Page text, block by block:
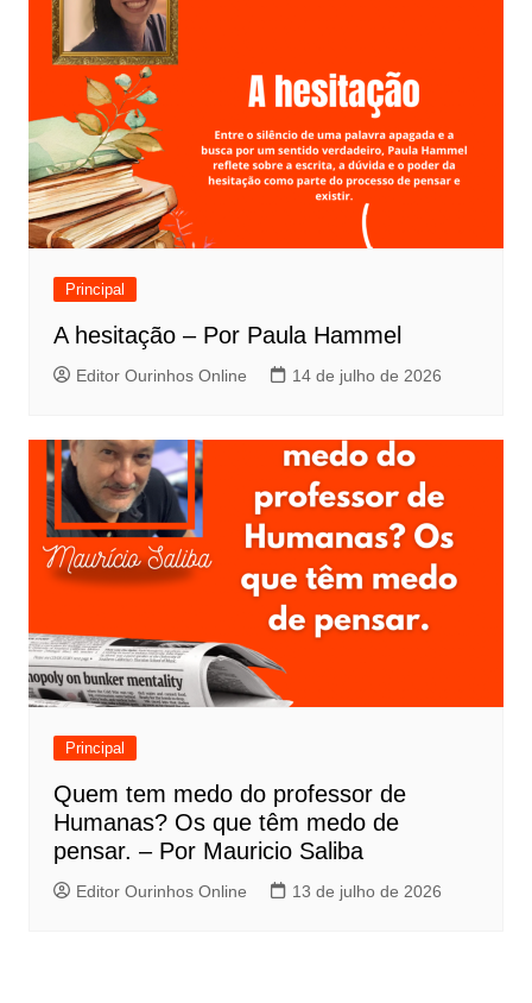
Principal
A hesitação – Por Paula Hammel
Editor Ourinhos Online 14 de julho de 2026
Principal
Quem tem medo do professor de
Humanas? Os que têm medo de
pensar. – Por Mauricio Saliba
Editor Ourinhos Online 13 de julho de 2026